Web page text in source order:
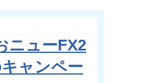
ニューFX2
ャンペー